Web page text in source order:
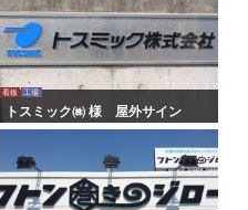
看板 工場
トスミック㈱ 様 屋外サイン